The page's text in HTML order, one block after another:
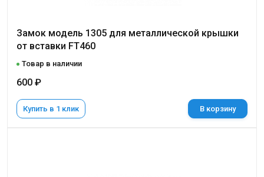
Замок модель 1305 для металлической крышки
от вставки FT460
Товар в наличии
600 ₽
Купить в 1 клик В корзину